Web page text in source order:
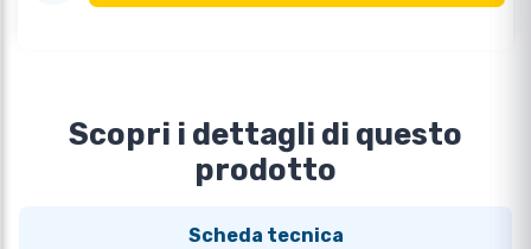
Scopri i dettagli di questo
prodotto
Scheda tecnica